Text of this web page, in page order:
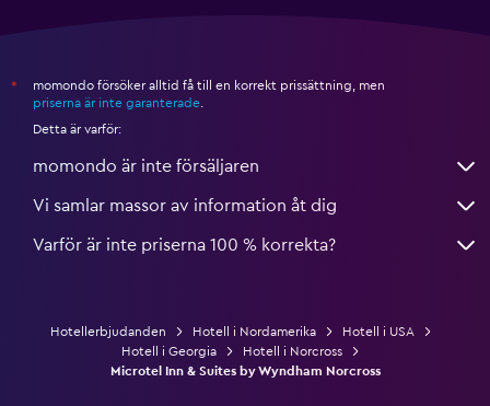
*
momondo försöker alltid få till en korrekt prissättning, men
priserna är inte garanterade
Detta är varför:
momondo är inte försäljaren
Vi samlar massor av information åt dig
Varför är inte priserna 100 % korrekta?
Hotellerbjudanden Hotell i Nordamerika
Hotell i USA
Hotell i Georgia
Hotell i Norcross
Microtel Inn & Suites by Wyndham Norcross